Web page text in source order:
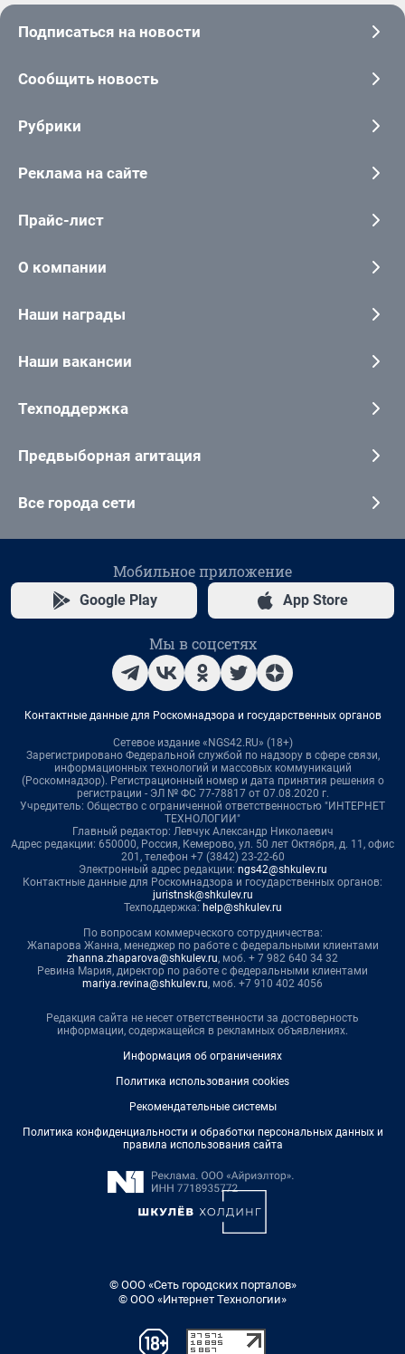
Подписаться на новости
Сообщить новость
Рубрики
Реклама на сайте
Прайс-лист
О компании
Наши награды
Наши вакансии
Техподдержка
Предвыборная агитация
Все города сети
Мобильное приложение
Google Play App Store
Мы в соцсетях
Контактные данные для Роскомнадзора и государственных органов
Сетевое издание «NGS42.RU» (18+)
Зарегистрировано Федеральной службой по надзору в сфере связи,
информационных технологий и массовых коммуникаций
(Роскомнадзор). Регистрационный номер и дата принятия решения о
регистрации - ЭЛ № ФС 77-78817 от 07.08.2020 г.
Учредитель: Общество с ограниченной ответственностью "ИНТЕРНЕТ
ТЕХНОЛОГИИ"
Главный редактор: Левчук Александр Николаевич
Адрес редакции: 650000, Россия, Кемерово, ул. 50 лет Октября, д. 11, офис
201, телефон +7 (3842) 23-22-60
Электронный адрес редакции: ngs42@shkulev.ru
Контактные данные для Роскомнадзора и государственных органов:
juristnsk@shkulev.ru
Техподдержка: help@shkulev.ru
По вопросам коммерческого сотрудничества:
Жапарова Жанна, менеджер по работе с федеральными клиентами
zhanna.zhaparova@shkulev.ru, моб. + 7 982 640 34 32
Ревина Мария, директор по работе с федеральными клиентами
mariya.revina@shkulev.ru, моб. +7 910 402 4056
Редакция сайта не несет ответственности за достоверность
информации, содержащейся в рекламных объявлениях.
Информация об ограничениях
Политика использования cookies
Рекомендательные системы
Политика конфиденциальности и обработки персональных данных и
правила использования сайта
© ООО «Сеть городских порталов»
© ООО «Интернет Технологии»